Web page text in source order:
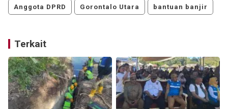
Anggota DPRD Gorontalo Utara bantuan banjir
Terkait